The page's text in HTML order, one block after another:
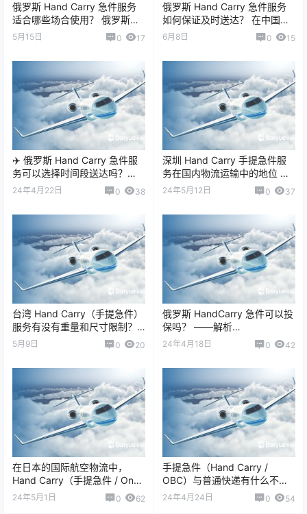
俄罗斯 Hand Carry 急件服务
适合哪些场合使用？ 俄罗斯的
Hand Carry（手提急件 / OBC,
5月15日 0 17
俄罗斯 Hand Carry 急件服务
如何保证及时送达？ 在中国与
俄罗斯之间的紧急物流运输
中，Hand Carry（专人…
6月8日 0 15
✈️ 俄罗斯 Hand Carry 急件服
务可以选择时间段送达吗？
——探讨 Hand Carr…
24年4月22日 0 38
深圳 Hand Carry 手提急件服
务在国内物流运输中的地位 深
圳的 Hand Carry（手提急件 /
24年5月12日 0 37
台湾 Hand Carry（手提急件）
服务有没有重量和尺寸限制？
有，而且限制非常严格。 因为
5月9日 0 20
俄罗斯 HandCarry 急件可以投
保吗？ ——解析
HandCarry（手提急件）在俄
24年4月18日 0 42
在日本的国际航空物流中，
Hand Carry（手提急件 / On
Board Courier, OBC）服务与
24年5月1日 0 62
手提急件（Hand Carry /
OBC）与普通快递有什么不
同？ 核心区别：速度、流程、
服务等级、可靠性。 手提急件
24年4月24日 0 54